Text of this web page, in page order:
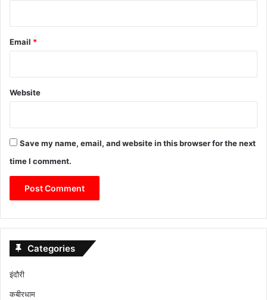
Email *
Website
Save my name, email, and website in this browser for the next
time I comment.
Categories
इंदौरी
कबीरधाम